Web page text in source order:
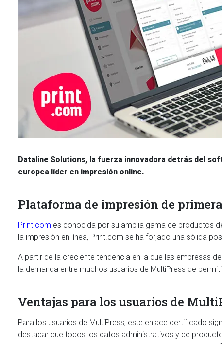
Dataline Solutions, la fuerza innovadora detrás del
europea líder en impresión online.
Plataforma de impresión de
Print.com es conocida por su amplia gama de productos
la impresión en línea, Print.com se ha forjado una sólida
A partir de la creciente tendencia en la que las empresas
la demanda entre muchos usuarios de MultiPress de
Ventajas para los usuarios de
Para los usuarios de MultiPress, este enlace certificado
destacar que todos los datos administrativos y de